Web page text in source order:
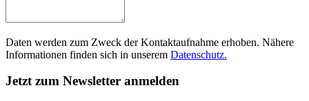
Daten werden zum Zweck der Kontaktaufnahme erhoben. Nähere
Informationen finden sich in unserem Datenschutz.
Jetzt zum Newsletter anmelden